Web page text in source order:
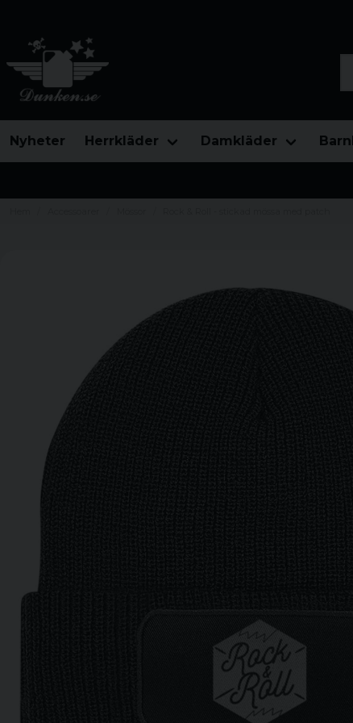
Nyheter Herrkläder Damkläder